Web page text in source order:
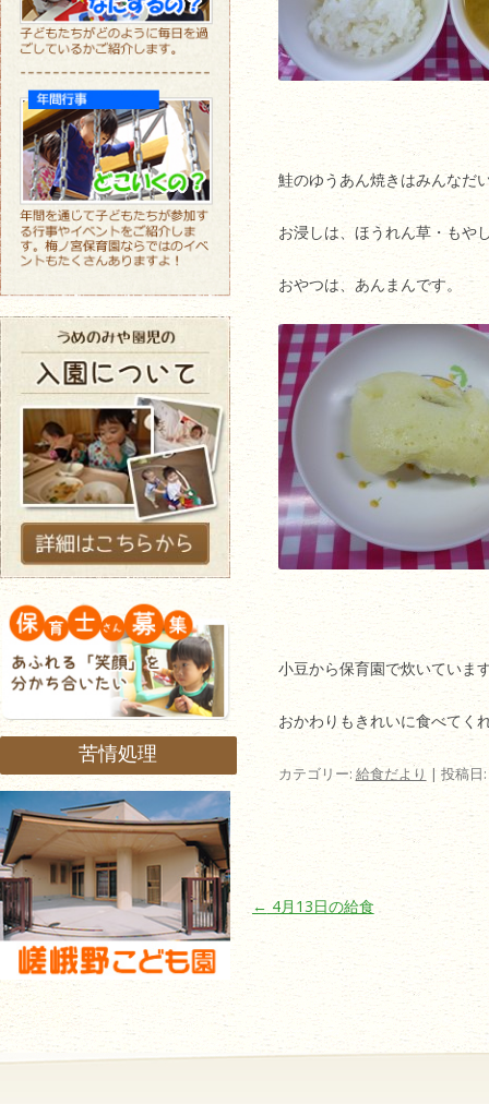
鮭のゆうあん焼きはみんなだ
お浸しは、ほうれん草・もや
おやつは、あんまんです。
小豆から保育園で炊いていま
おかわりもきれいに食べてく
カテゴリー: 給食だより | 投稿日:
投稿ナビゲーション
← 4月13日の給食
苦情処理